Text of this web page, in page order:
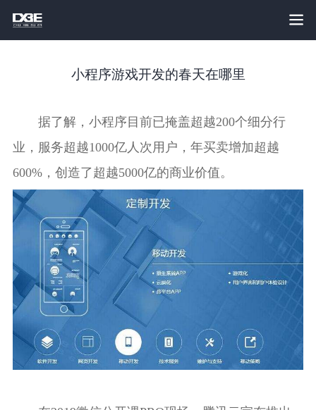
小程序游戏开发的春天在哪里
据了解，小程序目前已掩盖超越200个细分行
业，服务超越1000亿人次用户，年买卖增加超越
600%，创造了超越5000亿的商业价值。